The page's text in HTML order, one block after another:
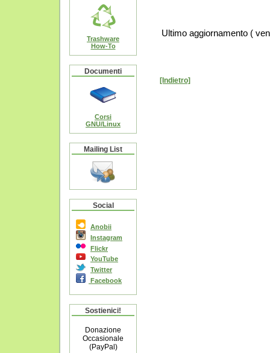
Ultimo aggiornamento (
[Indietro]
Trashware
How-To
Documenti
Corsi
GNU/Linux
Mailing List
Social
Anobii
Instagram
Flickr
YouTube
Twitter
Facebook
Sostienici!
Donazione
Occasionale
(PayPal)